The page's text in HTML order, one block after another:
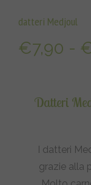
datteri Medjoul
€7,90 -
Datteri
I datteri
grazie alla